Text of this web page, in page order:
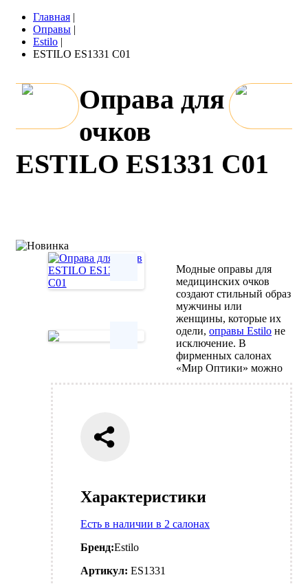
Главная |
Оправы |
Estilo |
ESTILO ES1331 C01
Оправа для
очков
ESTILO ES1331 C01
Характеристики
Есть в наличии в 2 салонах
Бренд:Estilo
Артикул: ES1331
Модные оправы для
медицинских очков
создают стильный образ
мужчины или
женщины, которые их
одели,оправы Estilo не
исключение. В
фирменных салонах
«Мир Оптики» можно